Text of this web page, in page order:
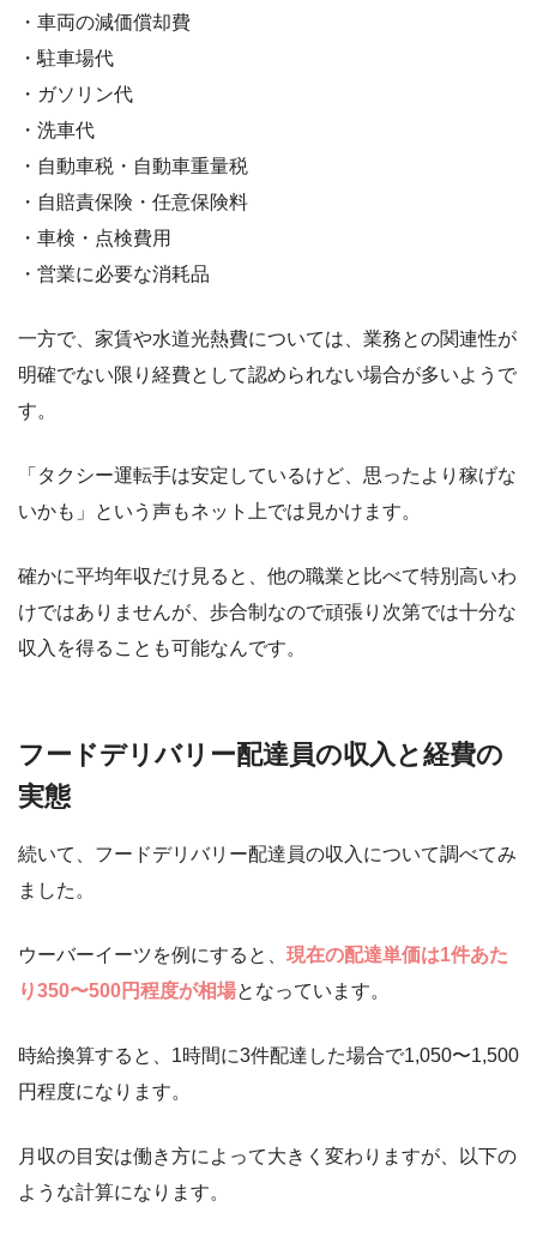
・車両の減価償却費
・駐車場代
・ガソリン代
・洗車代
・自動車税・自動車重量税
・自賠責保険・任意保険料
・車検・点検費用
・営業に必要な消耗品
一方で、家賃や水道光熱費については、業務との関連性が
明確でない限り経費として認められない場合が多いようで
す。
「タクシー運転手は安定しているけど、思ったより稼げな
いかも」という声もネット上では見かけます。
確かに平均年収だけ見ると、他の職業と比べて特別高いわ
けではありませんが、歩合制なので頑張り次第では十分な
収入を得ることも可能なんです。
フードデリバリー配達員の収入と経費の
実態
続いて、フードデリバリー配達員の収入について調べてみ
ました。
ウーバーイーツを例にすると、 現在の配達単価は1件あた
り350〜500円程度が相場となっています。
時給換算すると、1時間に3件配達した場合で1,050〜1,500
円程度になります。
月収の目安は働き方によって大きく変わりますが、以下の
ような計算になります。